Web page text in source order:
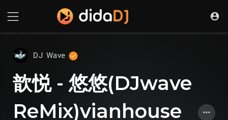
DJ Wave
歆悦 - 悠悠(DJwave
ReMix)vianhouse